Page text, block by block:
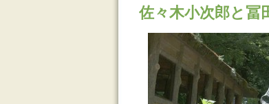
佐々木小次郎と冨